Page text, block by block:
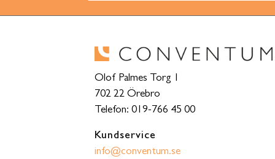
Olof Palmes Torg 1
702 22 Örebro
Telefon: 019-766 45 00
Kundservice
info@conventum.se